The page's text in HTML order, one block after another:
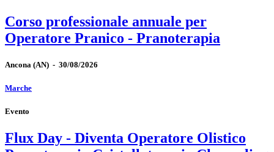
Corso professionale annuale per
Operatore Pranico - Pranoterapia
Ancona (AN) - 30/08/2026
Marche
Evento
Flux Day - Diventa Operatore Olistico